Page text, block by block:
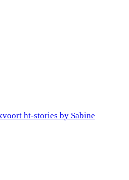
ht-stories by Sabine